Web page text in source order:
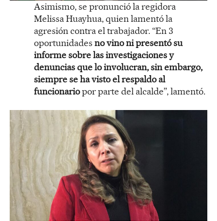
Asimismo, se pronunció la regidora
Melissa Huayhua, quien lamentó la
agresión contra el trabajador. “En 3
oportunidades no vino ni presentó su
informe sobre las investigaciones y
denuncias que lo involucran, sin embargo,
siempre se ha visto el respaldo al
funcionariopor parte del alcalde”, lamentó.